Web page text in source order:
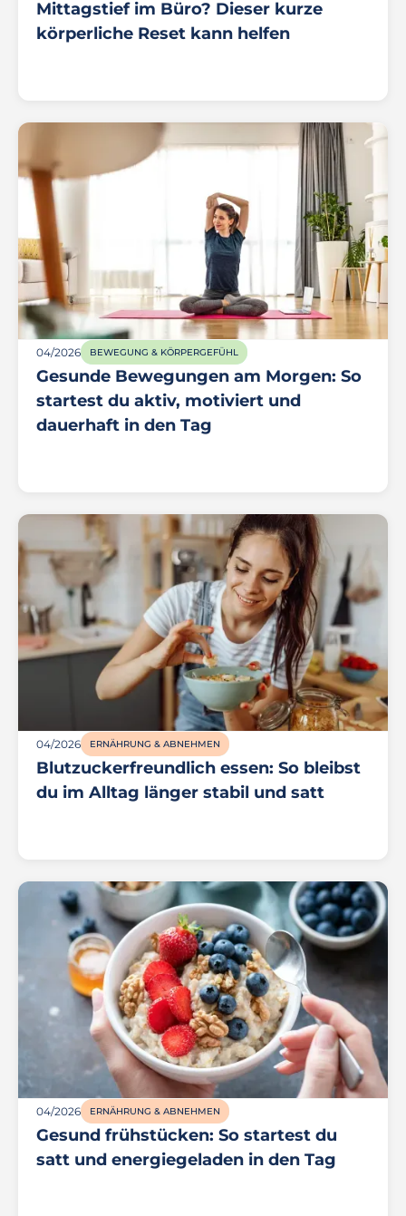
Mittagstief im Büro? Dieser kurze
körperliche Reset kann helfen
04/2026 BEWEGUNG & KÖRPERGEFÜHL
Gesunde Bewegungen am Morgen: So
startest du aktiv, motiviert und
dauerhaft in den Tag
04/2026 ERNÄHRUNG & ABNEHMEN
Blutzuckerfreundlich essen: So bleibst
du im Alltag länger stabil und satt
04/2026 ERNÄHRUNG & ABNEHMEN
Gesund frühstücken: So startest du
satt und energiegeladen in den Tag